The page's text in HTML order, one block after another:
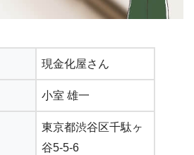
現金化屋さん
小室 雄一
東京都渋谷区千駄ヶ
谷5-5-6